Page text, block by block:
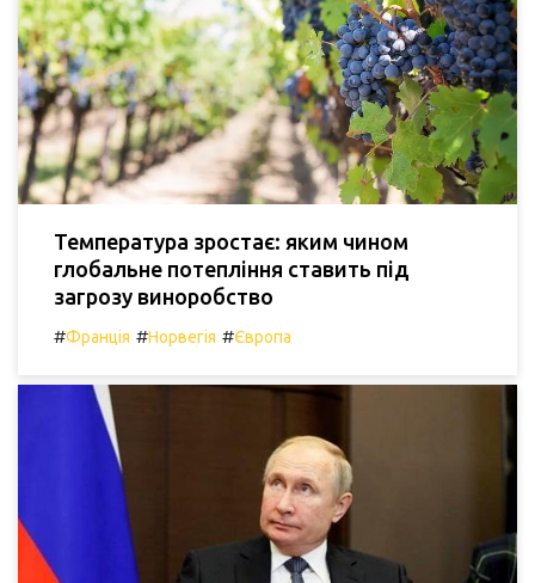
Температура зростає: яким чином
глобальне потепління ставить під
загрозу виноробство
#Франція #Норвегія #Європа